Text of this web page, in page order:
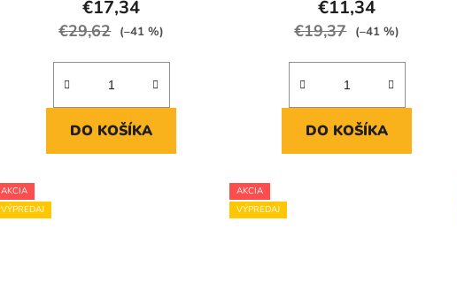
€17,34
€29,62 (–41 %)
DO KOŠÍKA
€11,34
€19,37 (–41 %)
DO KOŠÍKA
AKCIA
VÝPREDAJ
AKCIA
VÝPREDAJ